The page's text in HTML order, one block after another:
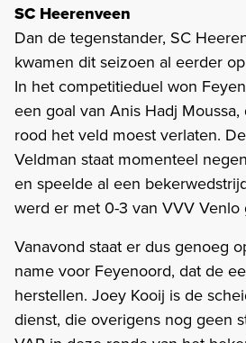
SC Heerenveen
Dan de tegenstander, SC
kwamen dit seizoen al eerder
In het competitieduel won
een goal van Anis Hadj
rood het veld moest verlaten.
Veldman staat momenteel
en speelde al een
werd er met 0-3 van VVV Venlo
Vanavond staat er dus genoeg
name voor Feyenoord, dat de
herstellen. Joey Kooij is de
dienst, die overigens nog geen